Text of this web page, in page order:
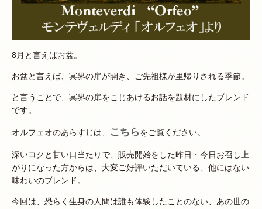
8月と言えばお盆。
お盆と言えば、冥界の扉が開き、ご先祖様が里帰りされる季節。
と言うことで、冥界の扉をこじあけるお話を題材にしたブレンド
です。
オルフェオのあらすじは、 こちらをご覧ください。
深いコクと甘い口当たりで、販売開始をした昨日・今日お召し上
がりになった方からは、大変ご好評いただいている、他にはない
味わいのブレンド。
今回は、恐らく生身の人間は誰も体験したことのない、あの世の